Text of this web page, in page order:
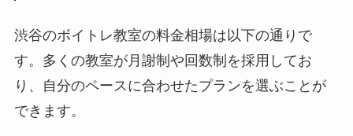
渋谷のボイトレ教室の料金相場は以下の通りで
す。多くの教室が月謝制や回数制を採用してお
り、自分のペースに合わせたプランを選ぶことが
できます。